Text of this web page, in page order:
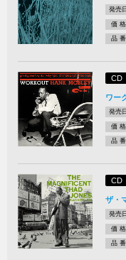
発売日
価 格
品 番
CD
ワー
発売日
価 格
品 番
CD
ザ・
発売日
価 格
品 番